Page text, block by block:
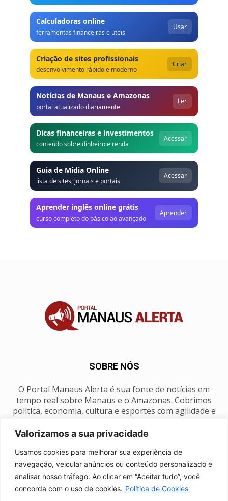
Valorizamos a sua privacidade
Usamos cookies para melhorar sua experiência de
navegação, veicular anúncios ou conteúdo personalizado e
analisar nosso tráfego. Ao clicar em “Aceitar tudo”, você
concorda com o uso de cookies. Política de Cookies
Calculadoras online
ferramentas financeiras e úteis
Usar
Criação de sites profissionais
desenvolvimento rápido e moderno
Criar
Notícias de Manaus e Amazonas
portal atualizado diariamente
Ler
Dicas financeiras e investimentos
conteúdo sobre dinheiro e renda
Acessar
Guia de Mídia Online
lista de sites, jornais e portais
Acessar
Aprender inglês online grátis
curso completo do básico ao avançado
Aprender
SOBRE NÓS
O Portal Manaus Alerta é sua fonte de notícias em
tempo real sobre Manaus e o Amazonas. Cobrimos
política, economia, cultura e esportes com agilidade e
SIGA-NOS